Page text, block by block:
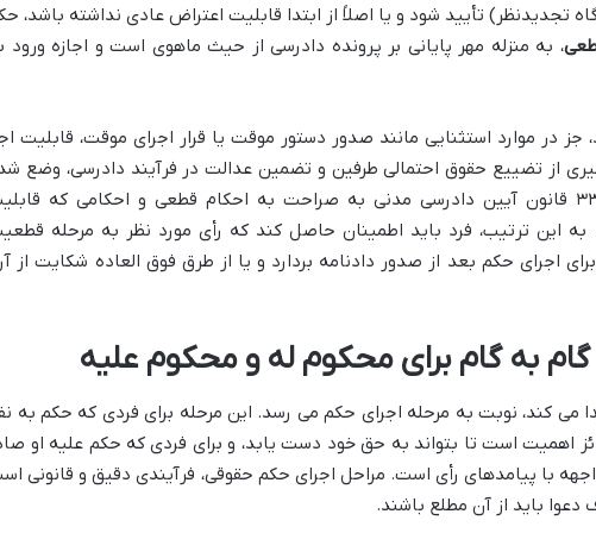
تجدیدنظر) تأیید شود و یا اصلاً از ابتدا قابلیت اعتراض عادی نداشته باشد،
، به منزله مهر پایانی بر پرونده دادرسی از حیث ماهوی است و اجازه ورود
در موارد استثنایی مانند صدور دستور موقت یا قرار اجرای موقت، قابلیت
از تضییع حقوق احتمالی طرفین و تضمین عدالت در فرآیند دادرسی، وضع
است. قانونگذار در مواد ۳۳۰ و ۳۳۱ قانون آیین دادرسی مدنی به صراحت به احکام قطعی و احکامی که
به این ترتیب، فرد باید اطمینان حاصل کند که رأی مورد نظر به مرحله
اجرای حکم بعد از صدور دادنامه بردارد و یا از طرق فوق العاده شکایت از
به گام برای محکوم له و محکوم علیه
می کند، نوبت به مرحله اجرای حکم می رسد. این مرحله برای فردی که حکم به
اهمیت است تا بتواند به حق خود دست یابد، و برای فردی که حکم علیه او
با پیامدهای رأی است. مراحل اجرای حکم حقوقی، فرآیندی دقیق و قانونی
دعوا باید از آن مطلع باشند.